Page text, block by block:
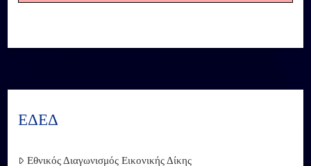
ΕΔΕΔ
Εθνικός Διαγωνισμός Εικονικής Δίκης